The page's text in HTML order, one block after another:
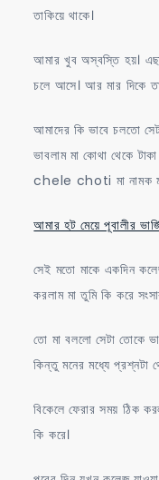
তাকিয়ে থাকে।
আমার খুব অস্বস্তি হয়।
চলে আসে। আর মার
আমাদের কি ভাবে চলতো
ভাবলাম মা কোথা থেকে
chele choti মা নামক
আমার হট মেয়ে পূবালীর
সেই মতো মাকে একদিন
করলাম মা তুমি কি করে
তো মা বললো সেটা তোকে
কিন্তু মনের মধ্যে প্রশ্নটা
বিকেলে ফেরার সময় ঠিক
কি করে।